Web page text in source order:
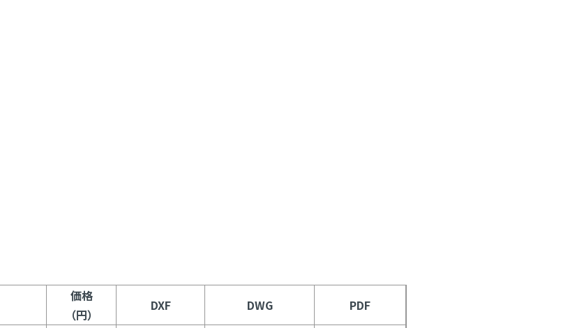
価格
（円）
DXF DWG
PDF